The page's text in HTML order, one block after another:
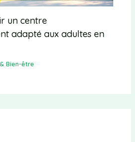
un centre
adapté aux adultes en
Bien-être